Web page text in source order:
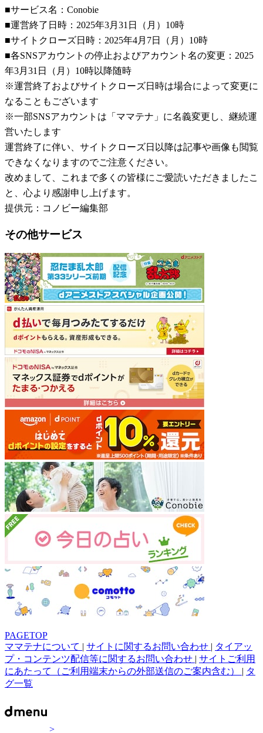
■サービス名：Conobie
■運営終了日時：2025年3月31日（月）10時
■サイトクローズ日時：2025年4月7日（月）10時
■各SNSアカウントの停止およびアカウント名の変更：2025
年3月31日（月）10時以降随時
※運営終了およびサイトクローズ日時は場合によって変更に
なることもございます
※一部SNSアカウントは「ママテナ」に名義変更し、継続運
営いたします
運営終了に伴い、サイトクローズ日以降は記事や画像も閲覧
できなくなりますのでご注意ください。
改めまして、これまで多くの皆様にご愛読いただきましたこ
と、心より感謝申し上げます。
提供元：コノビー編集部
その他サービス
PAGETOP
ママテナについて | サイトに関するお問い合わせ | タイアッ
プ・コンテンツ配信等に関するお問い合わせ | サイトご利用
にあたって（ご利用端末からの外部送信のご案内含む） | タ
グ一覧
>